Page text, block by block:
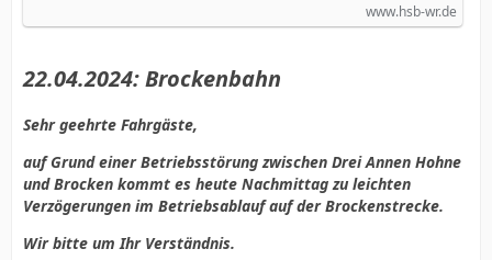
www.hsb-wr.de
22.04.2024: Brockenbahn
Sehr geehrte Fahrgäste,
auf Grund einer Betriebsstörung zwischen Drei Annen Hohne
und Brocken kommt es heute Nachmittag zu leichten
Verzögerungen im Betriebsablauf auf der Brockenstrecke.
Wir bitte um Ihr Verständnis.